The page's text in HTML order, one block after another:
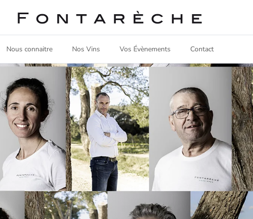
Nous connaitre Nos Vins Vos Évènements Contact